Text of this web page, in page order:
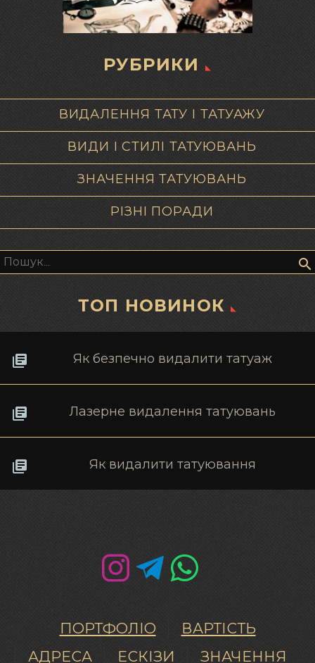
РУБРИКИ
ВИДАЛЕННЯ ТАТУ І ТАТУАЖУ
ВИДИ І СТИЛІ ТАТУЮВАНЬ
ЗНАЧЕННЯ ТАТУЮВАНЬ
РІЗНІ ПОРАДИ
ТОП НОВИНОК
Як безпечно видалити татуаж
Лазерне видалення татуювань
Як видалити татуювання
ПОРТФОЛІО
ВАРТІСТЬ
АДРЕСА
ЕСКІЗИ ЗНАЧЕННЯ